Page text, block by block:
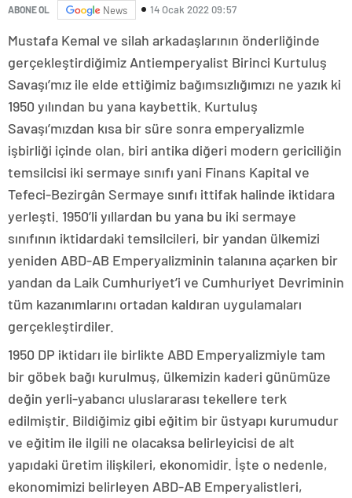
ABONE OL News 14 Ocak 2022 09:57
Mustafa Kemal ve silah arkadaşlarının önderliğinde
gerçekleştirdiğimiz Antiemperyalist Birinci Kurtuluş
Savaşı’mız ile elde ettiğimiz bağımsızlığımızı ne yazık ki
1950 yılından bu yana kaybettik. Kurtuluş
Savaşı’mızdan kısa bir süre sonra emperyalizmle
işbirliği içinde olan, biri antika diğeri modern gericiliğin
temsilcisi iki sermaye sınıfı yani Finans Kapital ve
Tefeci-Bezirgân Sermaye sınıfı ittifak halinde iktidara
yerleşti. 1950’li yıllardan bu yana bu iki sermaye
sınıfının iktidardaki temsilcileri, bir yandan ülkemizi
yeniden ABD-AB Emperyalizminin talanına açarken bir
yandan da Laik Cumhuriyet’i ve Cumhuriyet Devriminin
tüm kazanımlarını ortadan kaldıran uygulamaları
gerçekleştirdiler.
1950 DP iktidarı ile birlikte ABD Emperyalizmiyle tam
bir göbek bağı kurulmuş, ülkemizin kaderi günümüze
değin yerli-yabancı uluslararası tekellere terk
edilmiştir. Bildiğimiz gibi eğitim bir üstyapı kurumudur
ve eğitim ile ilgili ne olacaksa belirleyicisi de alt
yapıdaki üretim ilişkileri, ekonomidir. İşte o nedenle,
ekonomimizi belirleyen ABD-AB Emperyalistleri,